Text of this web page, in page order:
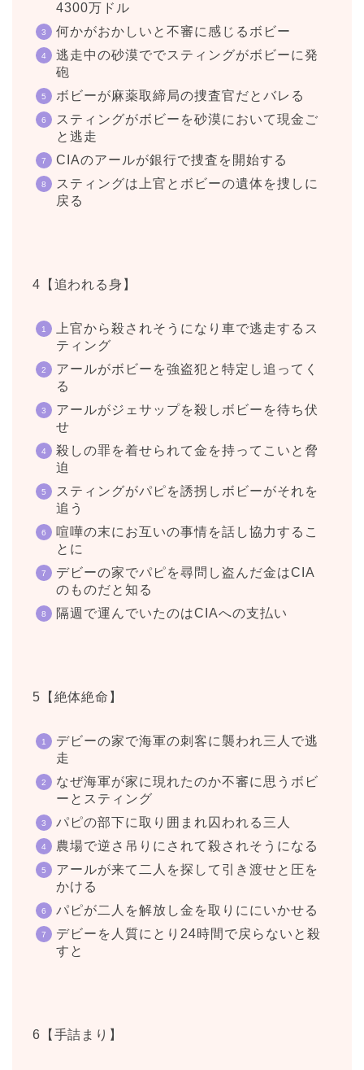
4300万ドル
何かがおかしいと不審に感じるボビー
逃走中の砂漠ででスティングがボビーに発
砲
ボビーが麻薬取締局の捜査官だとバレる
スティングがボビーを砂漠において現金ご
と逃走
CIAのアールが銀行で捜査を開始する
スティングは上官とボビーの遺体を捜しに
戻る
4【追われる身】
上官から殺されそうになり車で逃走するス
ティング
アールがボビーを強盗犯と特定し追ってく
る
アールがジェサップを殺しボビーを待ち伏
せ
殺しの罪を着せられて金を持ってこいと脅
迫
スティングがパピを誘拐しボビーがそれを
追う
喧嘩の末にお互いの事情を話し協力するこ
とに
デビーの家でパピを尋問し盗んだ金はCIA
のものだと知る
隔週で運んでいたのはCIAへの支払い
5【絶体絶命】
デビーの家で海軍の刺客に襲われ三人で逃
走
なぜ海軍が家に現れたのか不審に思うボビ
ーとスティング
パピの部下に取り囲まれ囚われる三人
農場で逆さ吊りにされて殺されそうになる
アールが来て二人を探して引き渡せと圧を
かける
パピが二人を解放し金を取りににいかせる
デビーを人質にとり24時間で戻らないと殺
すと
6【手詰まり】